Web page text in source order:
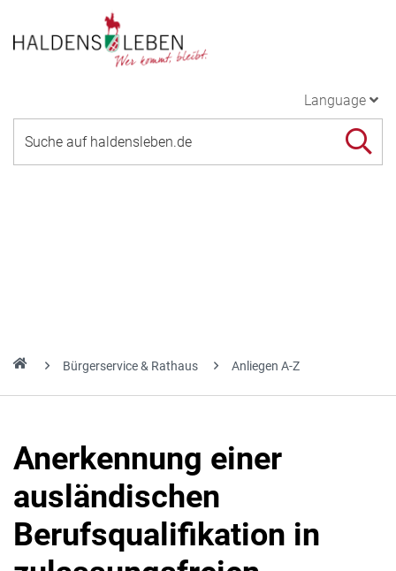
Language
Bürgerservice & Rathaus Anliegen A-Z
Anerkennung einer
ausländischen
Berufsqualifikation in